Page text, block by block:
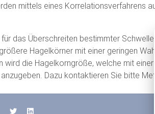
mittels eines Korrelationsverfahrens
das Überschreiten bestimmter
Hagelkörner mit einer geringen
die Hagelkorngröße, welche mit
Dazu kontaktieren Sie bitte